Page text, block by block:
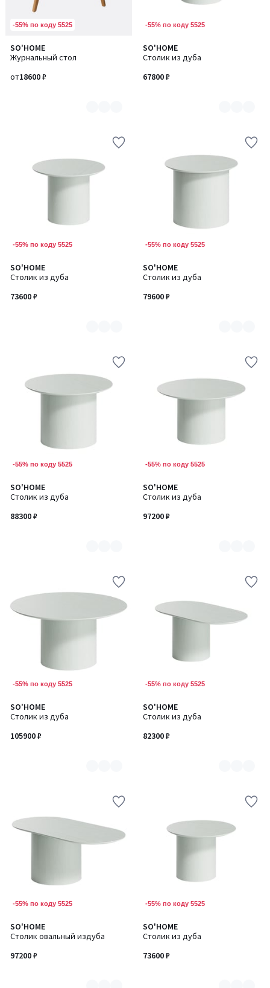
-55% по коду 5525
SO'HOME
Журнальный стол
от18600 ₽
Количество
цветов:
-55% по коду 5525
SO'HOME
Столик из дуба
67800 ₽
Количество
цветов:
7
-55% по коду 5525
SO'HOME
Столик из дуба
73600 ₽
Количество
цветов:
7
-55% по коду 5525
SO'HOME
Столик из дуба
79600 ₽
Количество
цветов:
7
-55% по коду 5525
SO'HOME
Столик из дуба
88300 ₽
Количество
цветов:
7
-55% по коду 5525
SO'HOME
Столик из дуба
97200 ₽
Количество
цветов:
7
-55% по коду 5525
SO'HOME
Столик из дуба
105900 ₽
Количество
цветов:
7
-55% по коду 5525
SO'HOME
Столик из дуба
82300 ₽
Количество
цветов:
7
-55% по коду 5525
SO'HOME
Столик овальный издуба
97200 ₽
Количество
цветов:
7
-55% по коду 5525
SO'HOME
Столик из дуба
73600 ₽
Количество
цветов:
7